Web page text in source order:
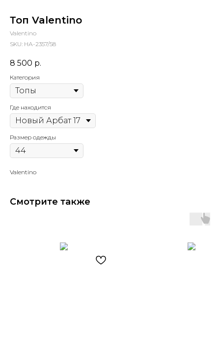
Топ Valentino
Valentino
SKU: НА-2357/58
8 500 р.
Категория
Где находится
Размер одежды
Valentino
Смотрите также